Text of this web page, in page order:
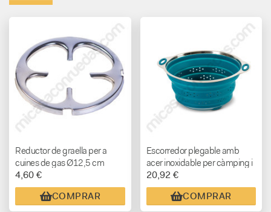
Reductor de graella per a
cuines de gas Ø12,5 cm
4,60 €
COMPRAR
Escorredor plegable amb
acer inoxidable per càmping i
autocaravana
20,92 €
COMPRAR